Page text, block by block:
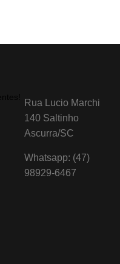
Rua Lucio Marchi
140 Saltinho
Ascurra/SC
Whatsapp: (47)
98929-6467